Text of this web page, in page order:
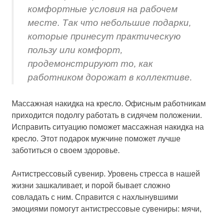
комфортные условия на рабочем
месте. Так что небольшие подарки,
которые принесут практическую
пользу или комфорт,
продемонстрируют то, как
работником дорожат в коллективе.
Массажная накидка на кресло. Офисным работникам
приходится подолгу работать в сидячем положении.
Исправить ситуацию поможет массажная накидка на
кресло. Этот подарок мужчине поможет лучше
заботиться о своем здоровье.
Антистрессовый сувенир. Уровень стресса в нашей
жизни зашкаливает, и порой бывает сложно
совладать с ним. Справится с нахлынувшими
эмоциями помогут антистрессовые сувениры: мячи,